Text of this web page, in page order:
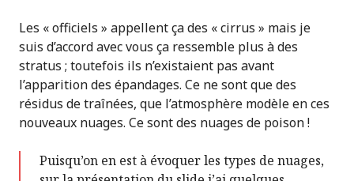
Les « officiels » appellent ça des « cirrus » mais je
suis d’accord avec vous ça ressemble plus à des
stratus ; toutefois ils n’existaient pas avant
l’apparition des épandages. Ce ne sont que des
résidus de traînées, que l’atmosphère modèle en ces
nouveaux nuages. Ce sont des nuages de poison !
Puisqu’on en est à évoquer les types de nuages,